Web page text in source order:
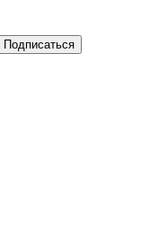
Подписаться